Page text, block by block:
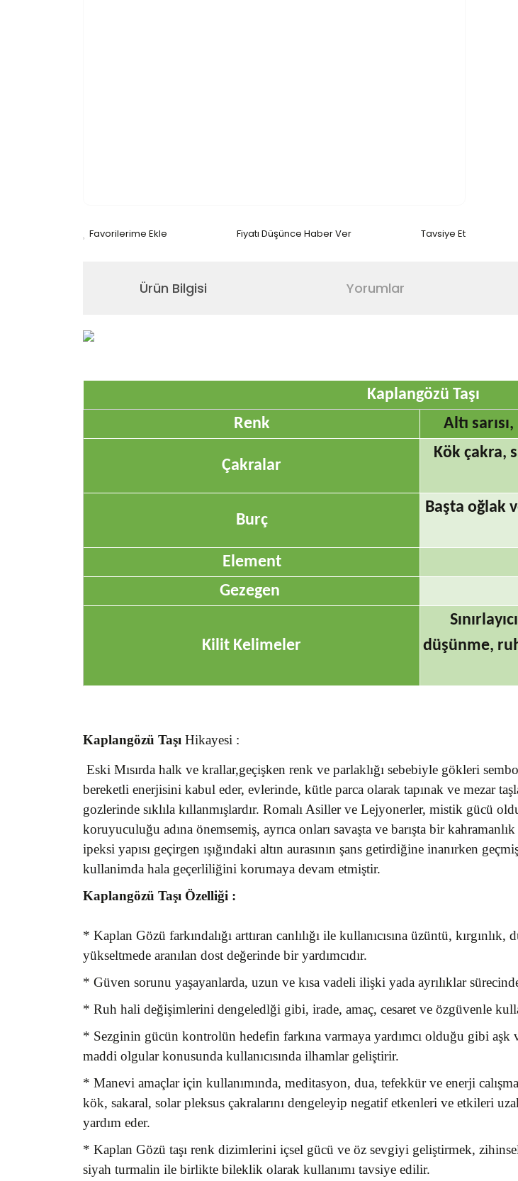
Fiyatı Düşünce Haber Ver Tavsiye Et
Ürün Bilgisi Yorumlar
Kaplangözü Taşı
Renk
Altı
Çakralar
Kök çakra,
Burç
Başta oğlak
Element
Gezegen
Kilit Kelimeler
düşünme,
Kaplangözü Taşı Hikayesi :
Eski Mısırda halk ve krallar,geçişken renk ve parlaklığı sebebiyle gökleri
bereketli enerjisini kabul eder, evlerinde, kütle parca olarak tapınak ve mezar
gozlerinde sıklıla kıllanmışlardır. Romalı Asiller ve Lejyonerler, mistik gücü
koruyuculuğu adına önemsemiş, ayrıca onları savaşta ve barışta bir
ipeksi yapısı geçirgen ışığındaki altın aurasının şans getirdiğine inanırken
kullanimda hala geçerliliğini korumaya devam etmiştir.
Kaplangözü Taşı Özelliği :
* Kaplan Gözü farkındalığı arttıran canlılığı ile kullanıcısına üzüntü,
yükseltmede aranılan dost değerinde bir yardımcıdır.
* Güven sorunu yaşayanlarda, uzun ve kısa vadeli ilişki yada ayrılıklar
* Ruh hali değişimlerini dengeledlği gibi, irade, amaç, cesaret ve özgüvenle
* Sezginin gücün kontrolün hedefin farkına varmaya yardımcı olduğu gibi aşk
maddi olgular konusunda kullanıcısında ilhamlar geliştirir.
* Manevi amaçlar için kullanımında, meditasyon, dua, tefekkür ve enerji
kök, sakaral, solar pleksus çakralarını dengeleyip negatif etkenleri ve etkileri
yardım eder.
* Kaplan Gözü taşı renk dizimlerini içsel gücü ve öz sevgiyi geliştirmek,
siyah turmalin ile birlikte bileklik olarak kullanımı tavsiye edilir.